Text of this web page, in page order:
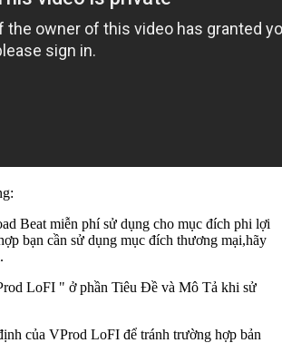
Beat miễn phí sử dụng cho mục đích phi lợi
bạn cần sử dụng mục đích thương mại,hãy
LoFI " ở phần Tiêu Đề và Mô Tả khi sử
của VProd LoFI để tránh trường hợp bản